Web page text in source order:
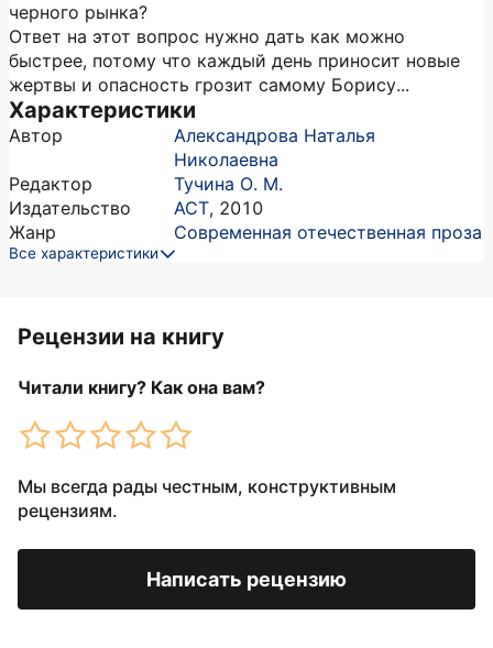
черного рынка?
Ответ на этот вопрос нужно дать как можно
быстрее, потому что каждый день приносит новые
жертвы и опасность грозит самому Борису...
Характеристики
Автор
Александрова Наталья
Николаевна
Редактор
Тучина О. М.
Издательство
АСТ, 2010
Жанр
Современная отечественная проза
Все характеристики
Рецензии на книгу
Читали книгу? Как она вам?
Мы всегда рады честным, конструктивным
рецензиям.
Написать рецензию